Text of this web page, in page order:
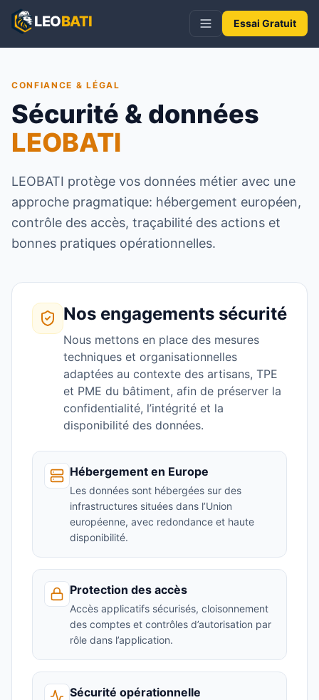
LEOBATI Essai Gratuit
CONFIANCE & LÉGAL
Sécurité & données
LEOBATI
LEOBATI protège vos données métier avec une
approche pragmatique: hébergement européen,
contrôle des accès, traçabilité des actions et
bonnes pratiques opérationnelles.
Nos engagements sécurité
Nous mettons en place des mesures
techniques et organisationnelles
adaptées au contexte des artisans, TPE
et PME du bâtiment, afin de préserver la
confidentialité, l’intégrité et la
disponibilité des données.
Hébergement en Europe
Les données sont hébergées sur des
infrastructures situées dans l’Union
européenne, avec redondance et haute
disponibilité.
Protection des accès
Accès applicatifs sécurisés, cloisonnement
des comptes et contrôles d’autorisation par
rôle dans l’application.
Sécurité opérationnelle